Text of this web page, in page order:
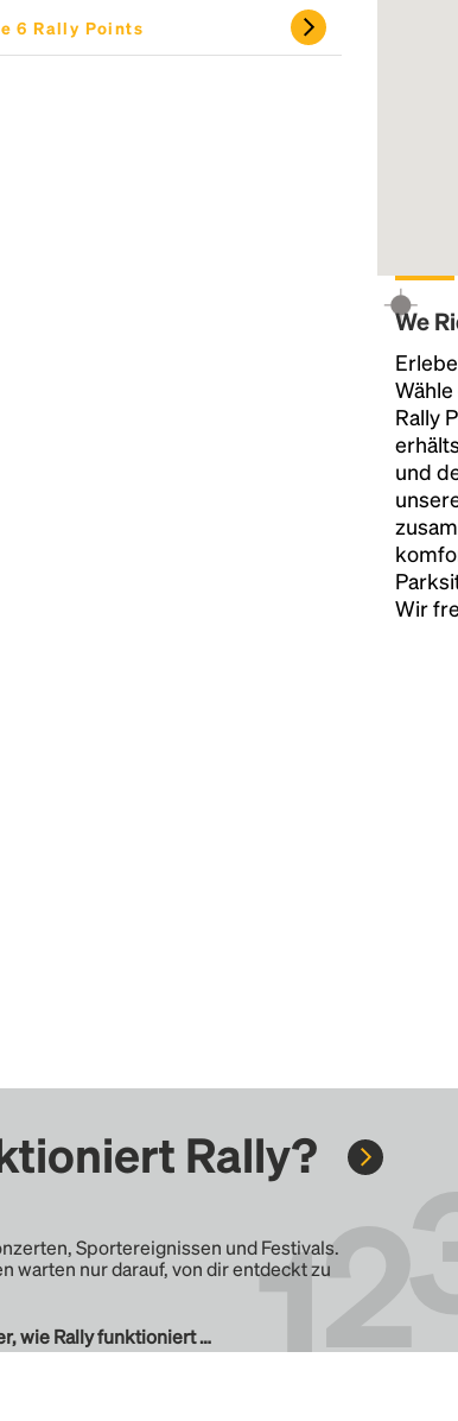
6 Rally Points
We
Rally
und
Wir
Rally?
Sportereignissen und Festivals.
warten nur darauf, von dir entdeckt zu
wie Rally funktioniert …
dummy text ever
unknown printer
scrambled it to
has survived not
the leap into